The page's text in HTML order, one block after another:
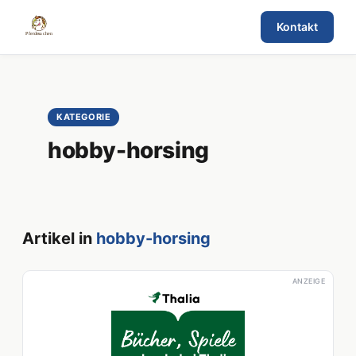
Kontakt
KATEGORIE
hobby-horsing
Artikel in hobby-horsing
ANZEIGE